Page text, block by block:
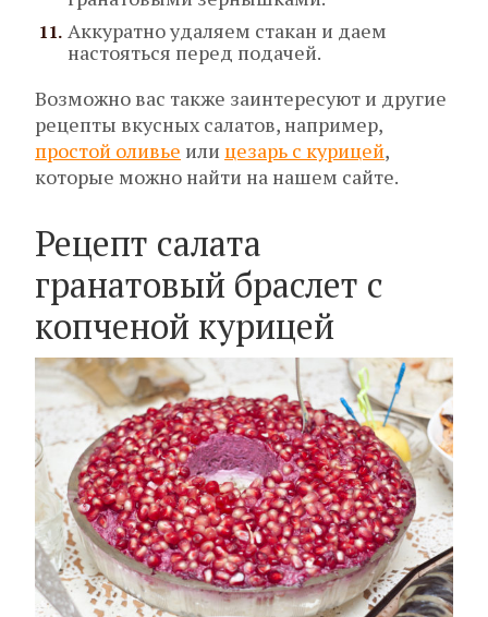
Аккуратно удаляем стакан и даем
настояться перед подачей.
Возможно вас также заинтересуют и другие
рецепты вкусных салатов, например,
простой оливье или цезарь с курицей,
которые можно найти на нашем сайте.
Рецепт салата
гранатовый браслет с
копченой курицей